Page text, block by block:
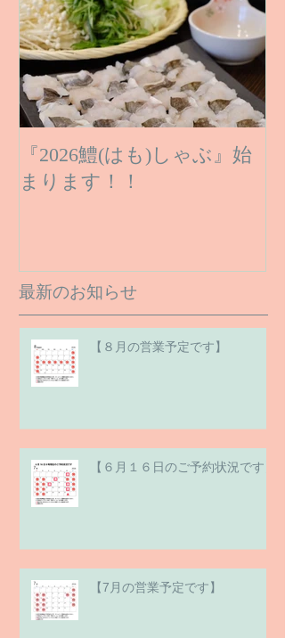
『2026鱧(はも)しゃぶ』始
まります！！
最新のお知らせ
【８月の営業予定です】
【６月１６日のご予約状況です】
【7月の営業予定です】